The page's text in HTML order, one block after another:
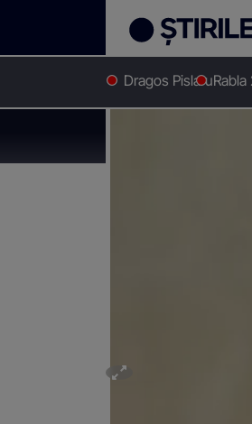
Dragos Pislaru
Stirile Kanal D Stiri